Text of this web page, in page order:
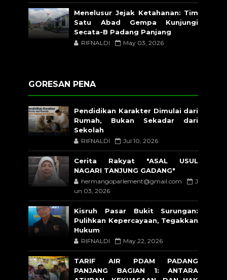
Menelusur Jejak Ketahanan: Tim
Satu Abad Gempa Kunjungi
Secata-B Padang Panjang
RIFNALDI May 03, 2026
GORESAN PENA
Pendidikan Karakter Dimulai dari
Rumah, Bukan Sekadar dari
Sekolah
RIFNALDI Jul 10, 2026
Cerita Rakyat "ASAL USUL
NAGARI TANJUNG GADANG"
hermangoparlement@gmail.com
J
un 03, 2026
Kisruh Pasar Bukit Surungan:
Pulihkan Kepercayaan, Tegakkan
Hukum
RIFNALDI May 22, 2026
TARIF AIR PDAM PADANG
PANJANG BAGIAN 1: ANTARA